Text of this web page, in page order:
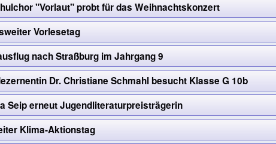
"Vorlaut" probt für das Weihnachtskonzert
Vorlesetag
nach Straßburg im Jahrgang 9
Dr. Christiane Schmahl besucht Klasse G 10b
Seip erneut Jugendliteraturpreisträgerin
Klima-Aktionstag